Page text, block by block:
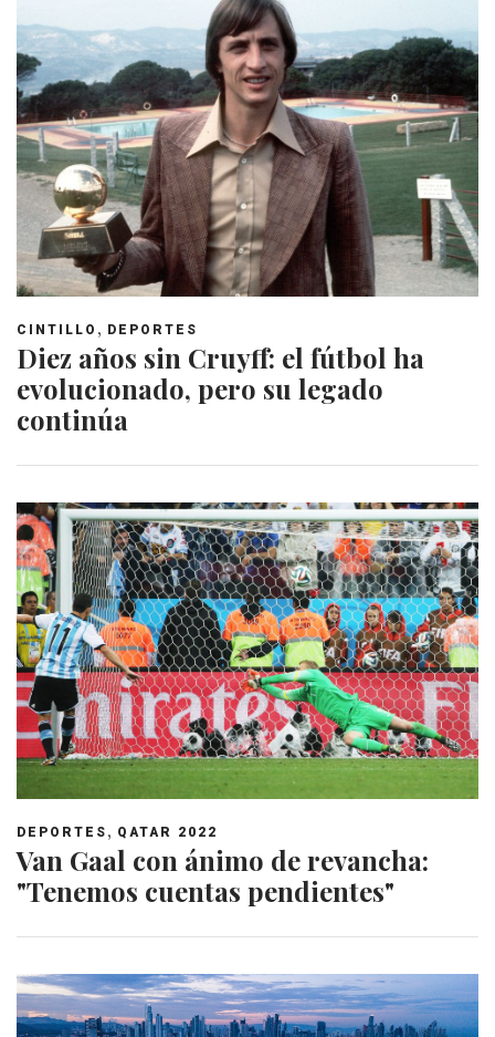
CINTILLO , DEPORTES
Diez años sin Cruyff: el fútbol ha
evolucionado, pero su legado
continúa
DEPORTES , QATAR 2022
Van Gaal con ánimo de revancha:
"Tenemos cuentas pendientes"